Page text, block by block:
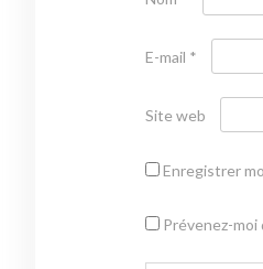
E-mail *
Site web
Enregistrer
Prévenez-moi